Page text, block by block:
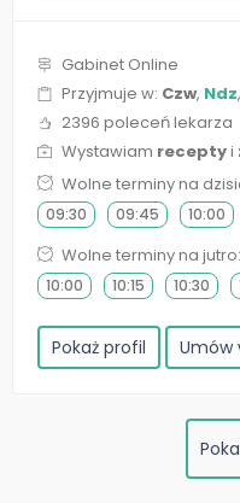
Gabinet Online
Przyjmuje w: Czw, Ndz,
2396 poleceń lekarza
Wystawiam receptyi
Wolne terminy na
09:30 09:45 10:00
Wolne terminy na jutro:
10:00 10:15 10:30
Pokaż profil Umów